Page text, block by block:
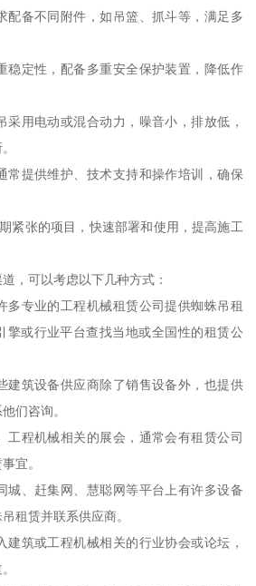
配备不同附件，如吊篮、抓斗等，满足多
稳定性，配备多重安全保护装置，降低作
采用电动或混合动力，噪音小，排放低，
常提供维护、技术支持和操作培训，确保
紧张的项目，快速部署和使用，提高施工
，可以考虑以下几种方式：
多专业的工程机械租赁公司提供蜘蛛吊租
擎或行业平台查找当地或全国性的租赁公
建筑设备供应商除了销售设备外，也提供
们咨询。
工程机械相关的展会，通常会有租赁公司
宜。
城、赶集网、慧聪网等平台上有许多设备
租赁并联系供应商。
建筑或工程机械相关的行业协会或论坛，